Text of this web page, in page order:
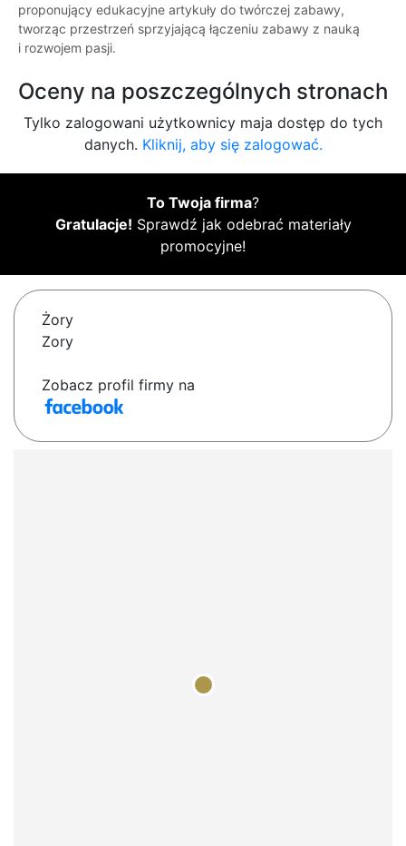
proponujący edukacyjne artykuły do twórczej zabawy,
tworząc przestrzeń sprzyjającą łączeniu zabawy z nauką
i rozwojem pasji.
Oceny na poszczególnych stronach
Tylko zalogowani użytkownicy maja dostęp do tych
danych. Kliknij, aby się zalogować.
To Twoja firma?
Gratulacje! Sprawdź jak odebrać materiały
promocyjne!
Żory
Zory
Zobacz profil firmy na